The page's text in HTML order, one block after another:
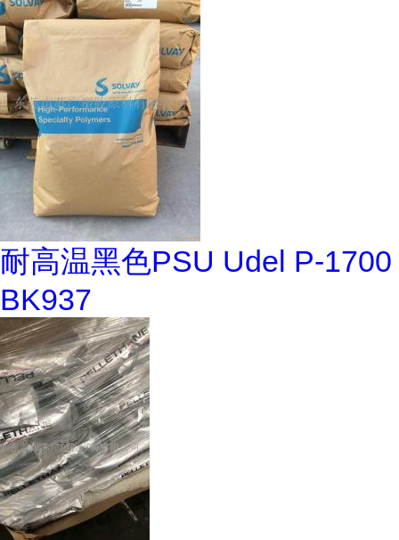
耐高温黑色PSU Udel P-1700
BK937